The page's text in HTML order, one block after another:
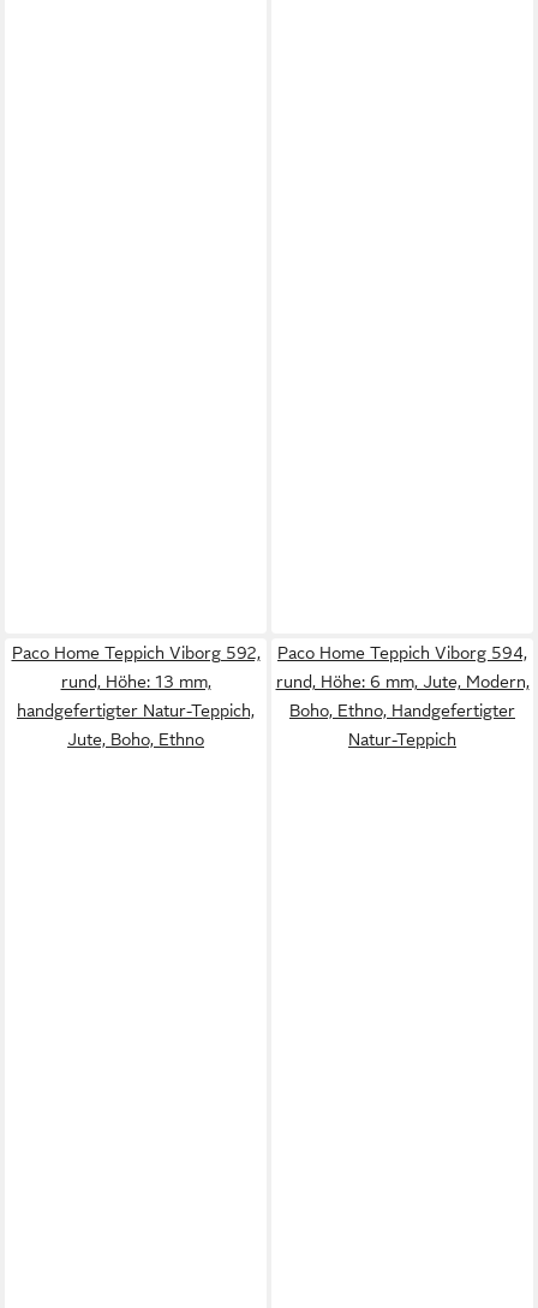
Paco Home Teppich Viborg 592,
rund, Höhe: 13 mm,
handgefertigter Natur-Teppich,
Jute, Boho, Ethno
Paco Home Teppich Viborg 594,
rund, Höhe: 6 mm, Jute, Modern,
Boho, Ethno, Handgefertigter
Natur-Teppich